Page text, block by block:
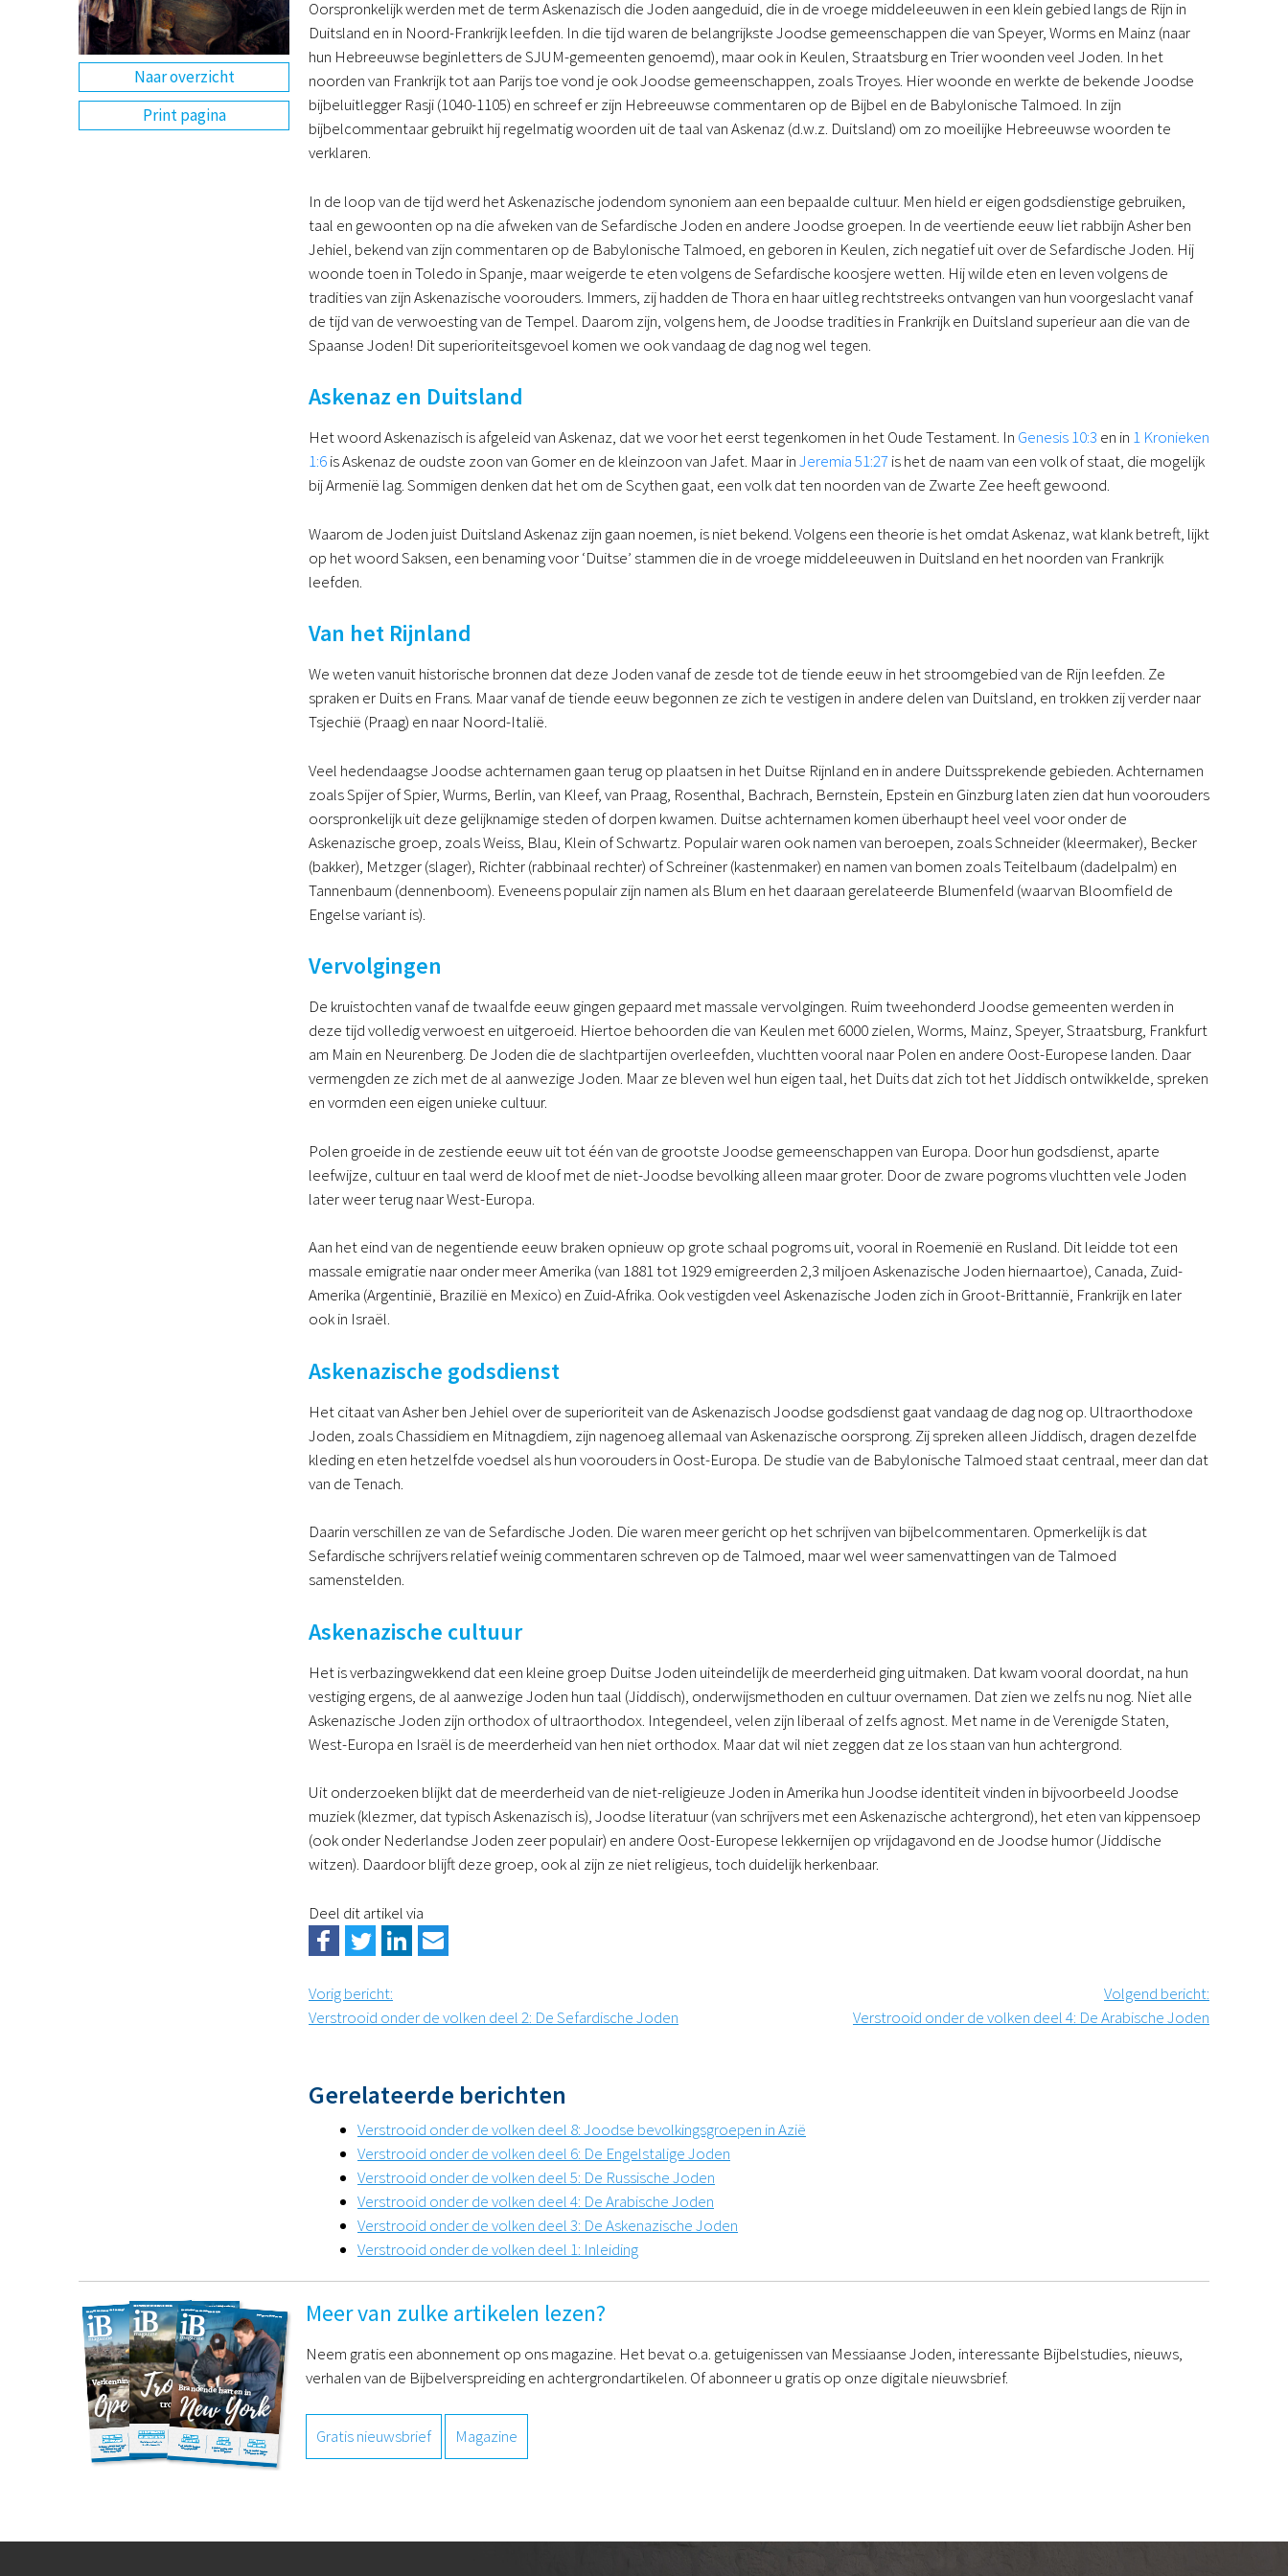
Naar overzicht
Print pagina
Oorspronkelijk werden met de term Askenazisch die Joden aangeduid, die in de vroege middeleeuwen in een klein gebied langs de Rijn in
Duitsland en in Noord-Frankrijk leefden. In die tijd waren de belangrijkste Joodse gemeenschappen die van Speyer, Worms en Mainz (naar
hun Hebreeuwse beginletters de SJUM-gemeenten genoemd), maar ook in Keulen, Straatsburg en Trier woonden veel Joden. In het
noorden van Frankrijk tot aan Parijs toe vond je ook Joodse gemeenschappen, zoals Troyes. Hier woonde en werkte de bekende Joodse
bijbeluitlegger Rasji (1040-1105) en schreef er zijn Hebreeuwse commentaren op de Bijbel en de Babylonische Talmoed. In zijn
bijbelcommentaar gebruikt hij regelmatig woorden uit de taal van Askenaz (d.w.z. Duitsland) om zo moeilijke Hebreeuwse woorden te
verklaren.
In de loop van de tijd werd het Askenazische jodendom synoniem aan een bepaalde cultuur. Men hield er eigen godsdienstige gebruiken,
taal en gewoonten op na die afweken van de Sefardische Joden en andere Joodse groepen. In de veertiende eeuw liet rabbijn Asher ben
Jehiel, bekend van zijn commentaren op de Babylonische Talmoed, en geboren in Keulen, zich negatief uit over de Sefardische Joden. Hij
woonde toen in Toledo in Spanje, maar weigerde te eten volgens de Sefardische koosjere wetten. Hij wilde eten en leven volgens de
tradities van zijn Askenazische voorouders. Immers, zij hadden de Thora en haar uitleg rechtstreeks ontvangen van hun voorgeslacht vanaf
de tijd van de verwoesting van de Tempel. Daarom zijn, volgens hem, de Joodse tradities in Frankrijk en Duitsland superieur aan die van de
Spaanse Joden! Dit superioriteitsgevoel komen we ook vandaag de dag nog wel tegen.
Askenaz en Duitsland
Het woord Askenazisch is afgeleid van Askenaz, dat we voor het eerst tegenkomen in het Oude Testament. In Genesis 10:3 en in 1 Kronieken
1:6is Askenaz de oudste zoon van Gomer en de kleinzoon van Jafet. Maar inJeremia 51:27 is het de naam van een volk of staat, die mogelijk
bij Armenië lag. Sommigen denken dat het om de Scythen gaat, een volk dat ten noorden van de Zwarte Zee heeft gewoond.
Waarom de Joden juist Duitsland Askenaz zijn gaan noemen, is niet bekend. Volgens een theorie is het omdat Askenaz, wat klank betreft, lijkt
op het woord Saksen, een benaming voor ‘Duitse’ stammen die in de vroege middeleeuwen in Duitsland en het noorden van Frankrijk
leefden.
Van het Rijnland
We weten vanuit historische bronnen dat deze Joden vanaf de zesde tot de tiende eeuw in het stroomgebied van de Rijn leefden. Ze
spraken er Duits en Frans. Maar vanaf de tiende eeuw begonnen ze zich te vestigen in andere delen van Duitsland, en trokken zij verder naar
Tsjechië (Praag) en naar Noord-Italië.
Veel hedendaagse Joodse achternamen gaan terug op plaatsen in het Duitse Rijnland en in andere Duitssprekende gebieden. Achternamen
zoals Spijer of Spier, Wurms, Berlin, van Kleef, van Praag, Rosenthal, Bachrach, Bernstein, Epstein en Ginzburg laten zien dat hun voorouders
oorspronkelijk uit deze gelijknamige steden of dorpen kwamen. Duitse achternamen komen überhaupt heel veel voor onder de
Askenazische groep, zoals Weiss, Blau, Klein of Schwartz. Populair waren ook namen van beroepen, zoals Schneider (kleermaker), Becker
(bakker), Metzger (slager), Richter (rabbinaal rechter) of Schreiner (kastenmaker) en namen van bomen zoals Teitelbaum (dadelpalm) en
Tannenbaum (dennenboom). Eveneens populair zijn namen als Blum en het daaraan gerelateerde Blumenfeld (waarvan Bloomfield de
Engelse variant is).
Vervolgingen
De kruistochten vanaf de twaalfde eeuw gingen gepaard met massale vervolgingen. Ruim tweehonderd Joodse gemeenten werden in
deze tijd volledig verwoest en uitgeroeid. Hiertoe behoorden die van Keulen met 6000 zielen, Worms, Mainz, Speyer, Straatsburg, Frankfurt
am Main en Neurenberg. De Joden die de slachtpartijen overleefden, vluchtten vooral naar Polen en andere Oost-Europese landen. Daar
vermengden ze zich met de al aanwezige Joden. Maar ze bleven wel hun eigen taal, het Duits dat zich tot het Jiddisch ontwikkelde, spreken
en vormden een eigen unieke cultuur.
Polen groeide in de zestiende eeuw uit tot één van de grootste Joodse gemeenschappen van Europa. Door hun godsdienst, aparte
leefwijze, cultuur en taal werd de kloof met de niet-Joodse bevolking alleen maar groter. Door de zware pogroms vluchtten vele Joden
later weer terug naar West-Europa.
Aan het eind van de negentiende eeuw braken opnieuw op grote schaal pogroms uit, vooral in Roemenië en Rusland. Dit leidde tot een
massale emigratie naar onder meer Amerika (van 1881 tot 1929 emigreerden 2,3 miljoen Askenazische Joden hiernaartoe), Canada, Zuid-
Amerika (Argentinië, Brazilië en Mexico) en Zuid-Afrika. Ook vestigden veel Askenazische Joden zich in Groot-Brittannië, Frankrijk en later
ook in Israël.
Askenazische godsdienst
Het citaat van Asher ben Jehiel over de superioriteit van de Askenazisch Joodse godsdienst gaat vandaag de dag nog op. Ultraorthodoxe
Joden, zoals Chassidiem en Mitnagdiem, zijn nagenoeg allemaal van Askenazische oorsprong. Zij spreken alleen Jiddisch, dragen dezelfde
kleding en eten hetzelfde voedsel als hun voorouders in Oost-Europa. De studie van de Babylonische Talmoed staat centraal, meer dan dat
van de Tenach.
Daarin verschillen ze van de Sefardische Joden. Die waren meer gericht op het schrijven van bijbelcommentaren. Opmerkelijk is dat
Sefardische schrijvers relatief weinig commentaren schreven op de Talmoed, maar wel weer samenvattingen van de Talmoed
samenstelden.
Askenazische cultuur
Het is verbazingwekkend dat een kleine groep Duitse Joden uiteindelijk de meerderheid ging uitmaken. Dat kwam vooral doordat, na hun
vestiging ergens, de al aanwezige Joden hun taal (Jiddisch), onderwijsmethoden en cultuur overnamen. Dat zien we zelfs nu nog. Niet alle
Askenazische Joden zijn orthodox of ultraorthodox. Integendeel, velen zijn liberaal of zelfs agnost. Met name in de Verenigde Staten,
West-Europa en Israël is de meerderheid van hen niet orthodox. Maar dat wil niet zeggen dat ze los staan van hun achtergrond.
Uit onderzoeken blijkt dat de meerderheid van de niet-religieuze Joden in Amerika hun Joodse identiteit vinden in bijvoorbeeld Joodse
muziek (klezmer, dat typisch Askenazisch is), Joodse literatuur (van schrijvers met een Askenazische achtergrond), het eten van kippensoep
(ook onder Nederlandse Joden zeer populair) en andere Oost-Europese lekkernijen op vrijdagavond en de Joodse humor (Jiddische
witzen). Daardoor blijft deze groep, ook al zijn ze niet religieus, toch duidelijk herkenbaar.
Deel dit artikel via
Vorig bericht:
Verstrooid onder de volken deel 2: De Sefardische Joden
Volgend bericht:
Verstrooid onder de volken deel 4: De Arabische Joden
Gerelateerde berichten
Verstrooid onder de volken deel 8: Joodse bevolkingsgroepen in Azië
Verstrooid onder de volken deel 6: De Engelstalige Joden
Verstrooid onder de volken deel 5: De Russische Joden
Verstrooid onder de volken deel 4: De Arabische Joden
Verstrooid onder de volken deel 3: De Askenazische Joden
Verstrooid onder de volken deel 1: Inleiding
Meer van zulke artikelen lezen?
Neem gratis een abonnement op ons magazine. Het bevat o.a. getuigenissen van Messiaanse Joden, interessante Bijbelstudies, nieuws,
verhalen van de Bijbelverspreiding en achtergrondartikelen. Of abonneer u gratis op onze digitale nieuwsbrief.
Gratis nieuwsbrief Magazine
Podcast
Magazine
Digitale nieuwsbrief
Agenda
Kinderwerk
Jongerenwerk
Over ons
Onze visie
Geschiedenis
Actueel
ANBI
Veelgestelde vragen